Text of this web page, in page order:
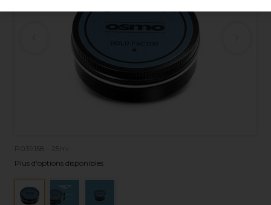
P039158 - 25ml
Plus d'options disponibles